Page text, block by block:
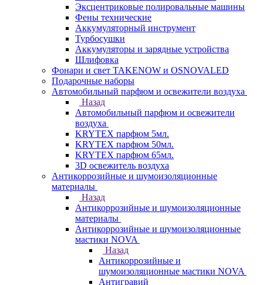
Эксцентриковые полировальные машины
Фены технические
Аккумуляторный инструмент
Турбосушки
Аккумуляторы и зарядные устройства
Шлифовка
Фонари и свет TAKENOW и OSNOVALED
Подарочные наборы
Автомобильный парфюм и освежители воздуха
Назад
Автомобильный парфюм и освежители
воздуха
KRYTEX парфюм 5мл.
KRYTEX парфюм 50мл.
KRYTEX парфюм 65мл.
3D освежитель воздуха
Антикоррозийные и шумоизоляционные
материалы
Назад
Антикоррозийные и шумоизоляционные
материалы
Антикоррозийные и шумоизоляционные
мастики NOVA
Назад
Антикоррозийные и
шумоизоляционные мастики NOVA
Антигравий